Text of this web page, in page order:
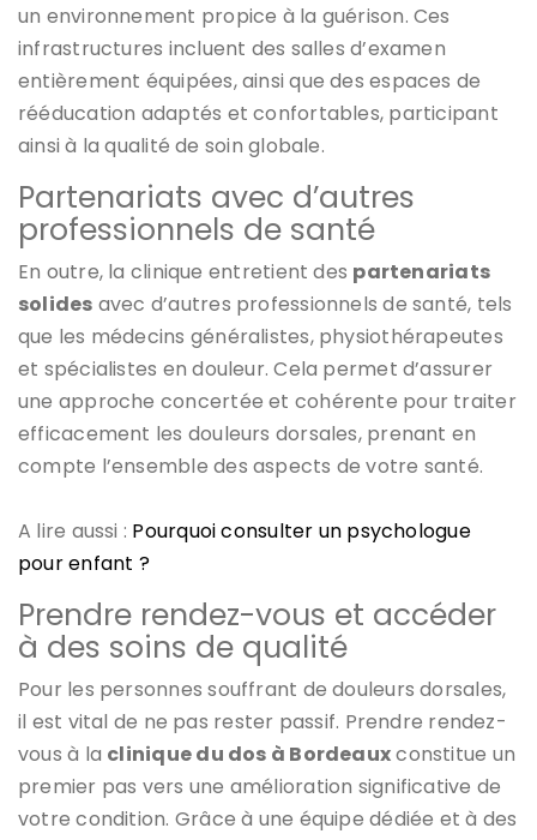
un environnement propice à la guérison. Ces
infrastructures incluent des salles d’examen
entièrement équipées, ainsi que des espaces de
rééducation adaptés et confortables, participant
ainsi à la qualité de soin globale.
Partenariats avec d’autres
professionnels de santé
En outre, la clinique entretient des partenariats
solides avec d’autres professionnels de santé, tels
que les médecins généralistes, physiothérapeutes
et spécialistes en douleur. Cela permet d’assurer
une approche concertée et cohérente pour traiter
efficacement les douleurs dorsales, prenant en
compte l’ensemble des aspects de votre santé.
A lire aussi : Pourquoi consulter un psychologue
pour enfant ?
Prendre rendez-vous et accéder
à des soins de qualité
Pour les personnes souffrant de douleurs dorsales,
il est vital de ne pas rester passif. Prendre rendez-
vous à la clinique du dos à Bordeauxconstitue un
premier pas vers une amélioration significative de
votre condition. Grâce à une équipe dédiée et à des